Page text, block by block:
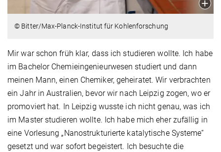
© Bitter/Max-Planck-Institut für Kohlenforschung
Mir war schon früh klar, dass ich studieren wollte. Ich habe
im Bachelor Chemieingenieurwesen studiert und dann
meinen Mann, einen Chemiker, geheiratet. Wir verbrachten
ein Jahr in Australien, bevor wir nach Leipzig zogen, wo er
promoviert hat. In Leipzig wusste ich nicht genau, was ich
im Master studieren wollte. Ich habe mich eher zufällig in
eine Vorlesung „Nanostrukturierte katalytische Systeme“
gesetzt und war sofort begeistert. Ich besuchte die